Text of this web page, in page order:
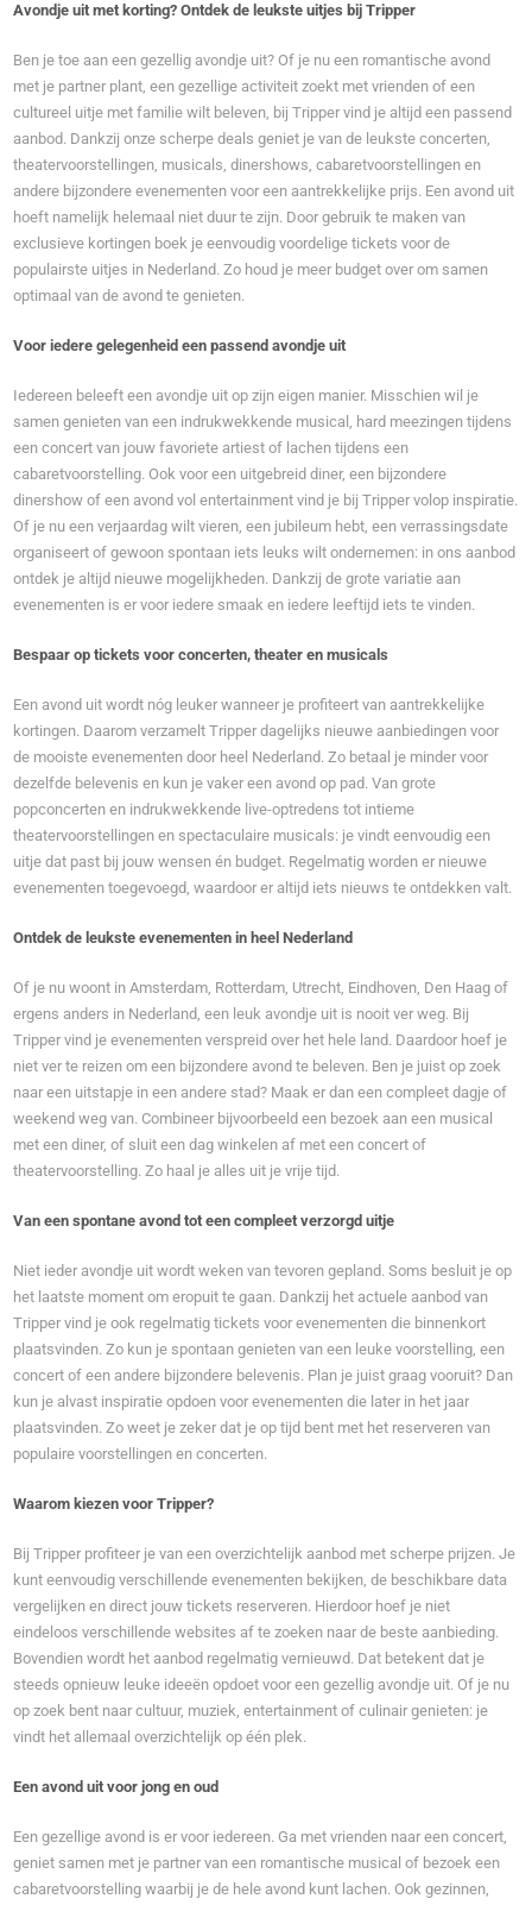
Avondje uit met korting? Ontdek de leukste uitjes bij Tripper
Ben je toe aan een gezellig avondje uit? Of je nu een romantische avond
met je partner plant, een gezellige activiteit zoekt met vrienden of een
cultureel uitje met familie wilt beleven, bij Tripper vind je altijd een passend
aanbod. Dankzij onze scherpe deals geniet je van de leukste concerten,
theatervoorstellingen, musicals, dinershows, cabaretvoorstellingen en
andere bijzondere evenementen voor een aantrekkelijke prijs. Een avond uit
hoeft namelijk helemaal niet duur te zijn. Door gebruik te maken van
exclusieve kortingen boek je eenvoudig voordelige tickets voor de
populairste uitjes in Nederland. Zo houd je meer budget over om samen
optimaal van de avond te genieten.
Voor iedere gelegenheid een passend avondje uit
Iedereen beleeft een avondje uit op zijn eigen manier. Misschien wil je
samen genieten van een indrukwekkende musical, hard meezingen tijdens
een concert van jouw favoriete artiest of lachen tijdens een
cabaretvoorstelling. Ook voor een uitgebreid diner, een bijzondere
dinershow of een avond vol entertainment vind je bij Tripper volop inspiratie.
Of je nu een verjaardag wilt vieren, een jubileum hebt, een verrassingsdate
organiseert of gewoon spontaan iets leuks wilt ondernemen: in ons aanbod
ontdek je altijd nieuwe mogelijkheden. Dankzij de grote variatie aan
evenementen is er voor iedere smaak en iedere leeftijd iets te vinden.
Bespaar op tickets voor concerten, theater en musicals
Een avond uit wordt nóg leuker wanneer je profiteert van aantrekkelijke
kortingen. Daarom verzamelt Tripper dagelijks nieuwe aanbiedingen voor
de mooiste evenementen door heel Nederland. Zo betaal je minder voor
dezelfde belevenis en kun je vaker een avond op pad. Van grote
popconcerten en indrukwekkende live-optredens tot intieme
theatervoorstellingen en spectaculaire musicals: je vindt eenvoudig een
uitje dat past bij jouw wensen én budget. Regelmatig worden er nieuwe
evenementen toegevoegd, waardoor er altijd iets nieuws te ontdekken valt.
Ontdek de leukste evenementen in heel Nederland
Of je nu woont in Amsterdam, Rotterdam, Utrecht, Eindhoven, Den Haag of
ergens anders in Nederland, een leuk avondje uit is nooit ver weg. Bij
Tripper vind je evenementen verspreid over het hele land. Daardoor hoef je
niet ver te reizen om een bijzondere avond te beleven. Ben je juist op zoek
naar een uitstapje in een andere stad? Maak er dan een compleet dagje of
weekend weg van. Combineer bijvoorbeeld een bezoek aan een musical
met een diner, of sluit een dag winkelen af met een concert of
theatervoorstelling. Zo haal je alles uit je vrije tijd.
Van een spontane avond tot een compleet verzorgd uitje
Niet ieder avondje uit wordt weken van tevoren gepland. Soms besluit je op
het laatste moment om eropuit te gaan. Dankzij het actuele aanbod van
Tripper vind je ook regelmatig tickets voor evenementen die binnenkort
plaatsvinden. Zo kun je spontaan genieten van een leuke voorstelling, een
concert of een andere bijzondere belevenis. Plan je juist graag vooruit? Dan
kun je alvast inspiratie opdoen voor evenementen die later in het jaar
plaatsvinden. Zo weet je zeker dat je op tijd bent met het reserveren van
populaire voorstellingen en concerten.
Waarom kiezen voor Tripper?
Bij Tripper profiteer je van een overzichtelijk aanbod met scherpe prijzen. Je
kunt eenvoudig verschillende evenementen bekijken, de beschikbare data
vergelijken en direct jouw tickets reserveren. Hierdoor hoef je niet
eindeloos verschillende websites af te zoeken naar de beste aanbieding.
Bovendien wordt het aanbod regelmatig vernieuwd. Dat betekent dat je
steeds opnieuw leuke ideeën opdoet voor een gezellig avondje uit. Of je nu
op zoek bent naar cultuur, muziek, entertainment of culinair genieten: je
vindt het allemaal overzichtelijk op één plek.
Een avond uit voor jong en oud
Een gezellige avond is er voor iedereen. Ga met vrienden naar een concert,
geniet samen met je partner van een romantische musical of bezoek een
cabaretvoorstelling waarbij je de hele avond kunt lachen. Ook gezinnen,